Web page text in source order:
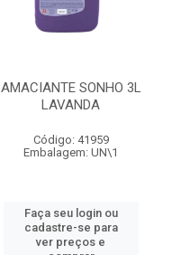
AMACIANTE SONHO 3L
LAVANDA
Código: 41959
Embalagem: UN\1
Faça seu login ou
cadastre-se para
ver preços e